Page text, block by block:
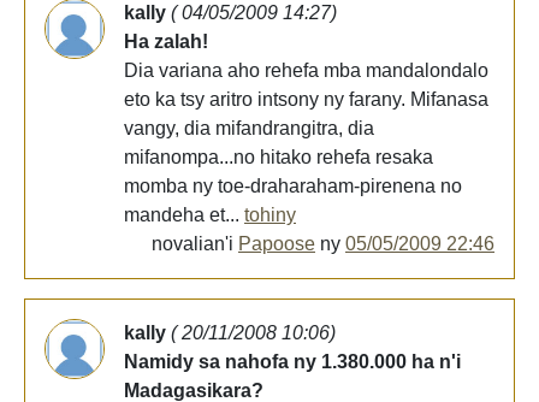
kally ( 04/05/2009 14:27)
Ha zalah!
Dia variana aho rehefa mba mandalondalo
eto ka tsy aritro intsony ny farany. Mifanasa
vangy, dia mifandrangitra, dia
mifanompa...no hitako rehefa resaka
momba ny toe-draharaham-pirenena no
mandeha et... tohiny
novalian'i Papoose ny 05/05/2009 22:46
kally ( 20/11/2008 10:06)
Namidy sa nahofa ny 1.380.000 ha n'i
Madagasikara?